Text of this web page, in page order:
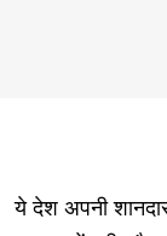
ये देश अपनी